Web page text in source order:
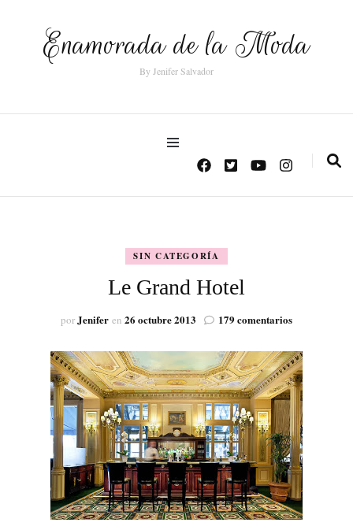
Enamorada de la Moda
By Jenifer Salvador
SIN CATEGORÍA
Le Grand Hotel
porJenifer en 26 octubre 2013 179 comentariosen
Grand
Hotel